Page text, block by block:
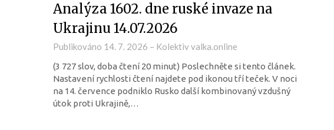
Analýza 1602. dne ruské invaze na
Ukrajinu 14.07.2026
Publikováno 14. 7. 2026 – Kolektiv valka.online
(3 727 slov, doba čtení 20 minut) Poslechněte si tento článek.
Nastavení rychlosti čtení najdete pod ikonou tří teček. V noci
na 14. července podniklo Rusko další kombinovaný vzdušný
útok proti Ukrajině,…